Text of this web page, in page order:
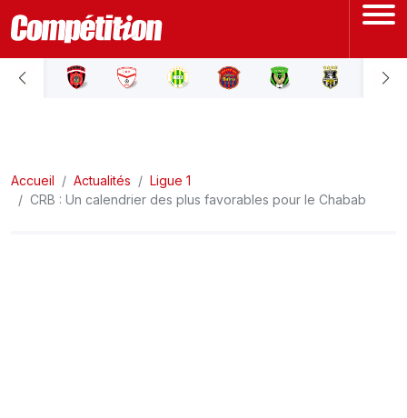
ACCUEIL
LIGUE 2
Accueil Actualités
Ligue 1
CRB : Un calendrier des plus favorables pour le Chabab